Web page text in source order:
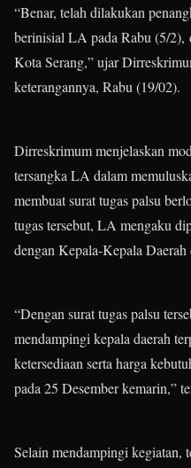
“Benar, telah dilakukan
berinisial LA pada Rabu (5/
Kota Serang,” ujar
keterangannya, Rabu (19/02).
Dirreskrimum menjelaskan
tersangka LA dalam
membuat surat tugas palsu
tugas tersebut, LA mengaku
dengan Kepala-Kepala
“Dengan surat tugas palsu
mendampingi kepala daerah
ketersediaan serta harga
pada 25 Desember kemarin,”
Selain mendampingi kegiatan,